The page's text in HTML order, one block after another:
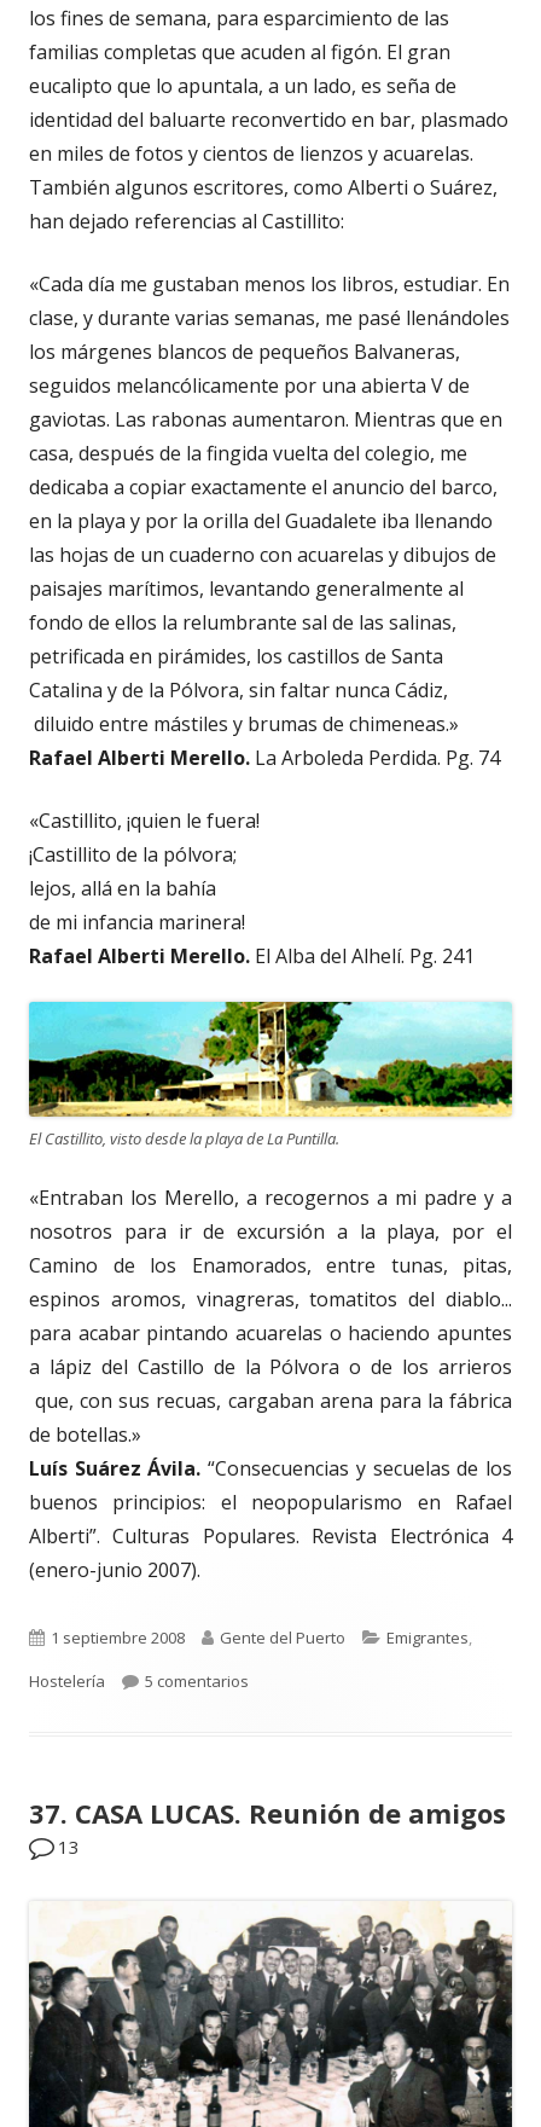
los fines de semana, para esparcimiento de las
familias completas que acuden al figón. El gran
eucalipto que lo apuntala, a un lado, es seña de
identidad del baluarte reconvertido en bar, plasmado
en miles de fotos y cientos de lienzos y acuarelas.
También algunos escritores, como Alberti o Suárez,
han dejado referencias al Castillito:
«Cada día me gustaban menos los libros, estudiar. En
clase, y durante varias semanas, me pasé llenándoles
los márgenes blancos de pequeños Balvaneras,
seguidos melancólicamente por una abierta V de
gaviotas. Las rabonas aumentaron. Mientras que en
casa, después de la fingida vuelta del colegio, me
dedicaba a copiar exactamente el anuncio del barco,
en la playa y por la orilla del Guadalete iba llenando
las hojas de un cuaderno con acuarelas y dibujos de
paisajes marítimos, levantando generalmente al
fondo de ellos la relumbrante sal de las salinas,
petrificada en pirámides, los castillos de Santa
Catalina y de la Pólvora, sin faltar nunca Cádiz,
diluido entre mástiles y brumas de chimeneas.»
Rafael Alberti Merello. La Arboleda Perdida. Pg. 74
«Castillito, ¡quien le fuera!
¡Castillito de la pólvora;
lejos, allá en la bahía
de mi infancia marinera!
Rafael Alberti Merello. El Alba del Alhelí. Pg. 241
El Castillito, visto desde la playa de La Puntilla.
«Entraban los Merello, a recogernos a mi padre y a
nosotros para ir de excursión a la playa, por el
Camino de los Enamorados, entre tunas, pitas,
espinos aromos, vinagreras, tomatitos del diablo...
para acabar pintando acuarelas o haciendo apuntes
a lápiz del Castillo de la Pólvora o de los arrieros
que, con sus recuas, cargaban arena para la fábrica
de botellas.»
Luís Suárez Ávila. “Consecuencias y secuelas de los
buenos principios: el neopopularismo en Rafael
Alberti”. Culturas Populares. Revista Electrónica 4
(enero-junio 2007).
Publicado
el
1 septiembre 2008 Autor
Gente del Puerto Categorías
Emigrantes
Hostelería
5 comentarios
37. CASA LUCAS. Reunión de amigos
13